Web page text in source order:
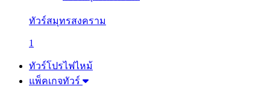
ทัวร์สมุทรสงคราม
1
ทัวร์โปรไฟไหม้
แพ็คเกจทัวร์